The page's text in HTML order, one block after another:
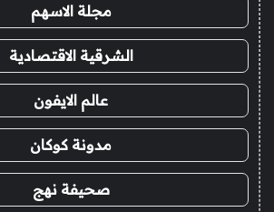
مجلة الاسهم
الشرقية الاقتصادية
عالم الايفون
مدونة كوكان
صحيفة نهج